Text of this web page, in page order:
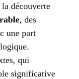
découverte
, des
une part
qui
significative